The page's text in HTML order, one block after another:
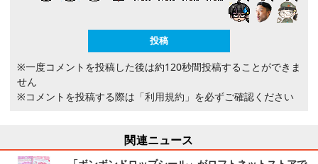
※一度コメントを投稿した後は約120秒間投稿することができま
せん
※コメントを投稿する際は 「利用規約」 を必ずご確認ください
関連ニュース